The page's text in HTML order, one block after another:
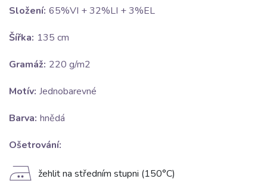
Složení: 65%VI + 32%LI + 3%EL
Šířka: 135 cm
Gramáž: 220 g/m2
Motív: Jednobarevné
Barva: hnědá
Ošetrování:
E žehlit na středním stupni (150°C)